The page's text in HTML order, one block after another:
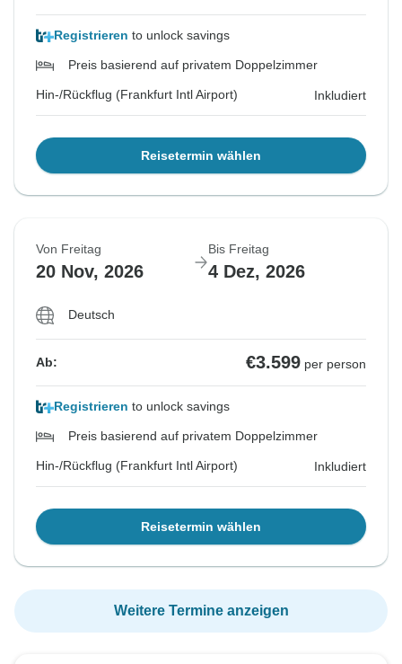
Registrieren to unlock savings
Preis basierend auf privatem Doppelzimmer
Hin-/Rückflug (Frankfurt Intl Airport) Inkludiert
Reisetermin wählen
Von Freitag
20 Nov, 2026
Bis Freitag
4 Dez, 2026
Deutsch
Ab: €3.599 per person
Registrieren to unlock savings
Preis basierend auf privatem Doppelzimmer
Hin-/Rückflug (Frankfurt Intl Airport) Inkludiert
Reisetermin wählen
Weitere Termine anzeigen